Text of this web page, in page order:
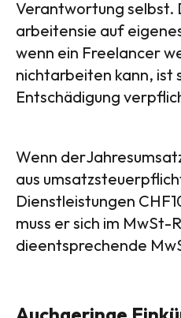
Verantwortung selbst.
arbeitensie auf
wenn ein Freelancer
nichtarbeiten kann, ist
Entschädigung
Wenn
aus
Dienstleistungen
muss er sich im MwSt-
dieentsprechende